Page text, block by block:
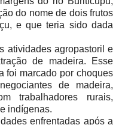
do nome de dois frutos
e que teria sido dada
atividades agropastoril e
de madeira. Esse
foi marcado por choques
de madeira,
trabalhadores rurais,
indígenas.
enfrentadas após a